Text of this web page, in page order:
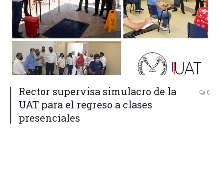
Rector supervisa simulacro de la
UAT para el regreso a clases
presenciales
0